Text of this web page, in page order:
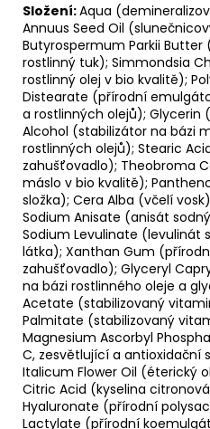
Složení:Aqua
Annuus Seed Oil
Butyrospermum Parkii
rostlinný tuk); Simmondsia
rostlinný olej v bio kvalitě);
Distearate (přírodní
a rostlinných olejů);
Alcohol (stabilizátor na bázi
rostlinných olejů); Stearic
zahušťovadlo); Theobroma
máslo v bio kvalitě);
složka); Cera Alba (včelí
Sodium Anisate (anisát
Sodium Levulinate (levulinát
látka); Xanthan Gum
zahušťovadlo); Glyceryl
na bázi rostlinného oleje a
Acetate (stabilizovaný
Palmitate (stabilizovaný
Magnesium Ascorbyl
C, zesvětlující a antioxidační
Italicum Flower Oil (éterický
Citric Acid (kyselina
Hyaluronate (přírodní
Lactylate (přírodní